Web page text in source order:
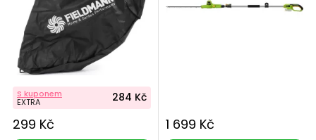
S kuponem
EXTRA 284 Kč
299 Kč 1 699 Kč